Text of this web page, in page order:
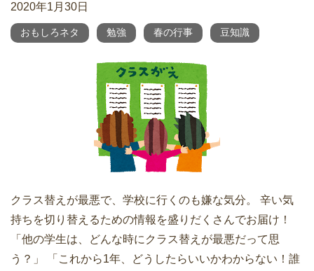
2020年1月30日
おもしろネタ 勉強 春の行事 豆知識
クラス替えが最悪で、学校に行くのも嫌な気分。 辛い気
持ちを切り替えるための情報を盛りだくさんでお届け！
「他の学生は、どんな時にクラス替えが最悪だって思
う？」 「これから1年、どうしたらいいかわからない！誰